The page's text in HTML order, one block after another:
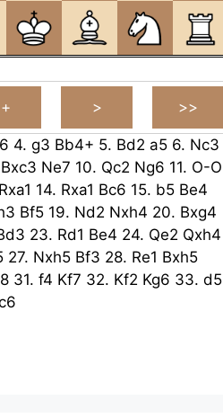
4. g3 Bb4+ 5. Bd2 a5 6. Nc3
Bxc3 Ne7 10. Qc2 Ng6 11. O-O
Rxa1 14. Rxa1 Bc6 15. b5 Be4
Bf5 19. Nd2 Nxh4 20. Bxg4
23. Rd1 Be4 24. Qe2 Qxh4
27. Nxh5 Bf3 28. Re1 Bxh5
31. f4 Kf7 32. Kf2 Kg6 33. d5